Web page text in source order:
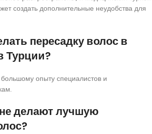
создать дополнительные неудобства для
пересадку волос в
Турции?
опыту специалистов и
делают лучшую